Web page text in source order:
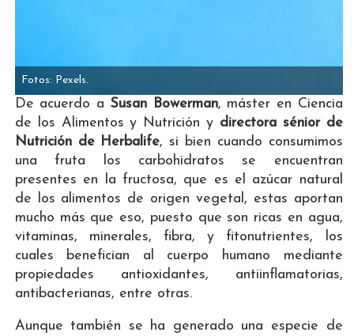
Fotos: Pexels.
De acuerdo a Susan Bowerman, máster en Ciencia
de los Alimentos y Nutrición y directora sénior de
Nutrición de Herbalife, si bien cuando consumimos
una fruta los carbohidratos se encuentran
presentes en la fructosa, que es el azúcar natural
de los alimentos de origen vegetal, estas aportan
mucho más que eso, puesto que son ricas en agua,
vitaminas, minerales, fibra, y fitonutrientes, los
cuales benefician al cuerpo humano mediante
propiedades antioxidantes, antiinflamatorias,
antibacterianas, entre otras.
Aunque también se ha generado una especie de